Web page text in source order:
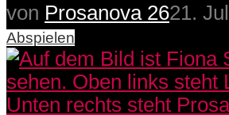
von Prosanova 2621.
Abspielen